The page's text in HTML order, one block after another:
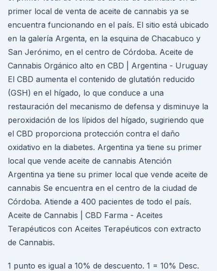
primer local de venta de aceite de cannabis ya se
encuentra funcionando en el país. El sitio está ubicado
en la galería Argenta, en la esquina de Chacabuco y
San Jerónimo, en el centro de Córdoba. Aceite de
Cannabis Orgánico alto en CBD | Argentina - Uruguay
El CBD aumenta el contenido de glutatión reducido
(GSH) en el hígado, lo que conduce a una
restauración del mecanismo de defensa y disminuye la
peroxidación de los lípidos del hígado, sugiriendo que
el CBD proporciona protección contra el daño
oxidativo en la diabetes. Argentina ya tiene su primer
local que vende aceite de cannabis Atención
Argentina ya tiene su primer local que vende aceite de
cannabis Se encuentra en el centro de la ciudad de
Córdoba. Atiende a 400 pacientes de todo el país.
Aceite de Cannabis | CBD Farma - Aceites
Terapéuticos con Aceites Terapéuticos con extracto
de Cannabis.
1 punto es igual a 10% de descuento. 1 = 10% Desc.